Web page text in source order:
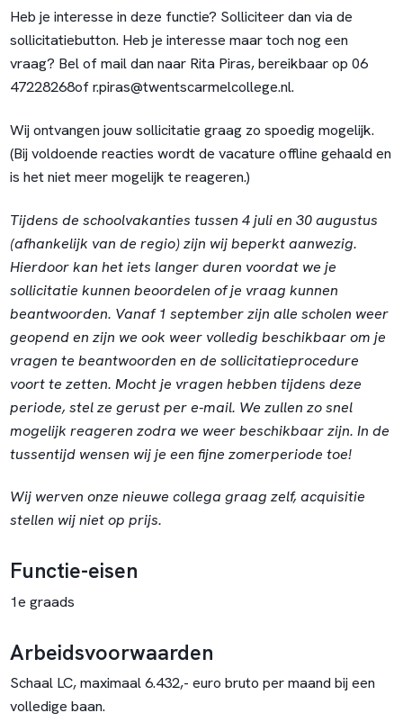
Heb je interesse in deze functie? Solliciteer dan via de
sollicitatiebutton. Heb je interesse maar toch nog een
vraag? Bel of mail dan naar Rita Piras, bereikbaar op 06
47228268of r.piras@twentscarmelcollege.nl.
Wij ontvangen jouw sollicitatie graag zo spoedig mogelijk.
(Bij voldoende reacties wordt de vacature offline gehaald en
is het niet meer mogelijk te reageren.)
Tijdens de schoolvakanties tussen 4 juli en 30 augustus
(afhankelijk van de regio) zijn wij beperkt aanwezig.
Hierdoor kan het iets langer duren voordat we je
sollicitatie kunnen beoordelen of je vraag kunnen
beantwoorden. Vanaf 1 september zijn alle scholen weer
geopend en zijn we ook weer volledig beschikbaar om je
vragen te beantwoorden en de sollicitatieprocedure
voort te zetten. Mocht je vragen hebben tijdens deze
periode, stel ze gerust per e-mail. We zullen zo snel
mogelijk reageren zodra we weer beschikbaar zijn. In de
tussentijd wensen wij je een fijne zomerperiode toe!
Wij werven onze nieuwe collega graag zelf, acquisitie
stellen wij niet op prijs.
Functie-eisen
1e graads
Arbeidsvoorwaarden
Schaal LC, maximaal 6.432,- euro bruto per maand bij een
volledige baan.